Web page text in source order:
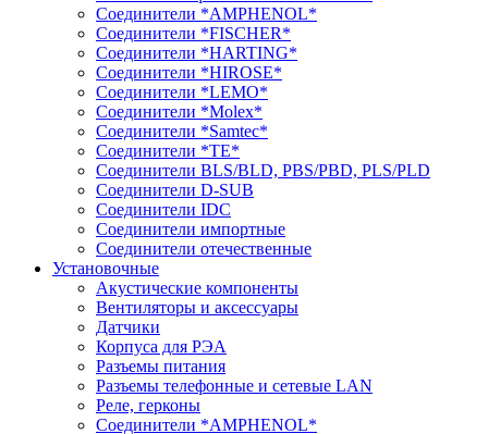
Соединители *AMPHENOL*
Соединители *FISCHER*
Соединители *HARTING*
Соединители *HIROSE*
Соединители *LEMO*
Соединители *Molex*
Соединители *Samtec*
Соединители *TE*
Соединители BLS/BLD, PBS/PBD, PLS/PLD
Соединители D-SUB
Соединители IDC
Соединители импортные
Соединители отечественные
Установочные
Акустические компоненты
Вентиляторы и аксессуары
Датчики
Корпуса для РЭА
Разъемы питания
Разъемы телефонные и сетевые LAN
Реле, герконы
Соединители *AMPHENOL*